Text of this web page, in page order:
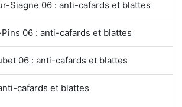
Siagne 06 : anti-cafards et blattes
06 : anti-cafards et blattes
06 : anti-cafards et blattes
cafards et blattes